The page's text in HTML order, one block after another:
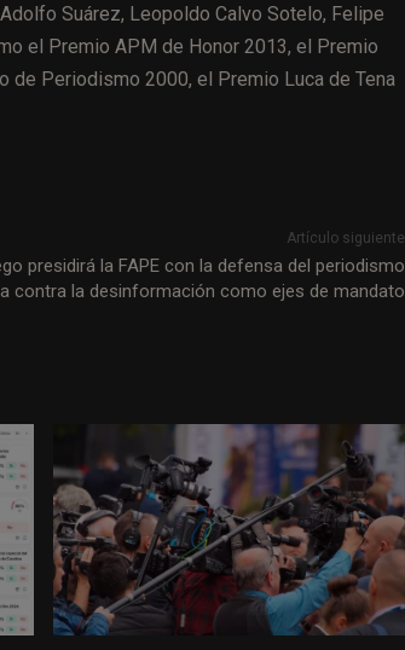
Suárez, Leopoldo Calvo Sotelo, Felipe
el Premio APM de Honor 2013, el Premio
de Periodismo 2000, el Premio Luca de Tena
Artículo siguiente
presidirá la FAPE con la defensa del periodismo
contra la desinformación como ejes de mandato